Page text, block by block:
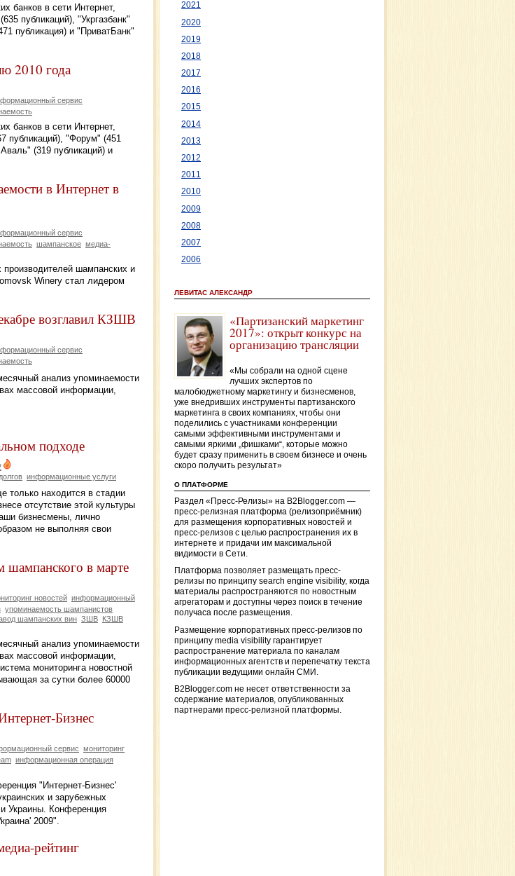
банков в сети Интернет,
публикаций), "Укргазбанк"
публикация) и "ПриватБанк"
2010 года
сервис
банков в сети Интернет,
публикаций), "Форум" (451
(319 публикаций) и
в Интернет в
сервис
шампанское медиа-
производителей шампанских и
Winery стал лидером
возглавил КЗШВ
сервис
анализ упоминаемости
массовой информации,
подходе
информационные услуги
только находится в стадии
отсутствие этой культуры
бизнесмены, лично
не выполняя свои
в марте
новостей информационный
упоминаемость шампанистов
шампанских вин ЗШВ КЗШВ
анализ упоминаемости
массовой информации,
мониторинга новостной
за сутки более 60000
Бизнес
сервис мониторинг
информационная операция
"Интернет-Бизнес'
и зарубежных
Украины. Конференция
2009".
рейтинг
2021
2020
2019
2018
2017
2016
2015
2014
2013
2012
2011
2010
2009
2008
2007
2006
ЛЕВИТАС АЛЕКСАНДР
«Партизанский маркетинг
2017»: открыт конкурс на
организацию трансляции
«Мы собрали на одной сцене
лучших экспертов по
малобюджетному маркетингу и бизнесменов,
уже внедривших инструменты партизанского
маркетинга в своих компаниях, чтобы они
поделились с участниками конференции
самыми эффективными инструментами и
самыми яркими „фишками“, которые можно
будет сразу применить в своем бизнесе и очень
скоро получить результат»
О ПЛАТФОРМЕ
Раздел «Пресс-Релизы» на B2Blogger.com —
пресс-релизная платформа (релизоприёмник)
для размещения корпоративных новостей и
пресс-релизов с целью распространения их в
интернете и придачи им максимальной
видимости в Сети.
Платформа позволяет размещать пресс-
релизы по принципу search engine visibility, когда
материалы распространяются по новостным
агрегаторам и доступны через поиск в течение
получаса после размещения.
Размещение корпоративных пресс-релизов по
принципу media visibility гарантирует
распространение материала по каналам
информационных агентств и перепечатку текста
публикации ведущими онлайн СМИ.
B2Blogger.com не несет ответственности за
содержание материалов, опубликованных
партнерами пресс-релизной платформы.